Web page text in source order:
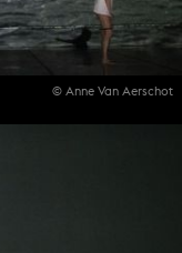
© Anne Van Aerschot